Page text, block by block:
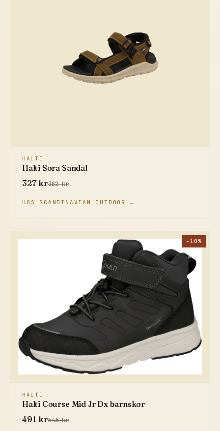
HALTI
Halti Sora Sandal
327 kr382 kr
HOS SCANDINAVIAN OUTDOOR →
−10%
HALTI
Halti Course Mid Jr Dx barnskor
491 kr546 kr